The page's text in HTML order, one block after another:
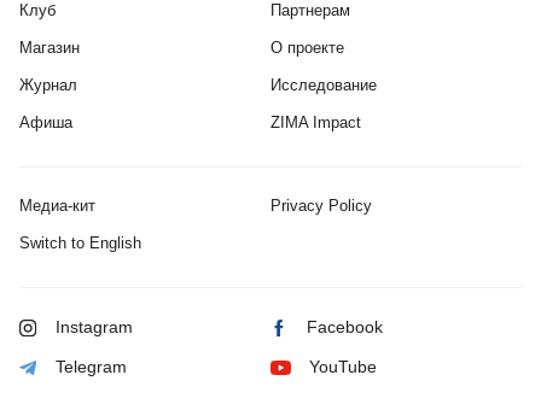
Клуб
Магазин
Журнал
Афиша
Партнерам
О проекте
Исследование
ZIMA Impact
Медиа-кит Privacy Policy
Switch to English
Instagram Facebook
Telegram YouTube